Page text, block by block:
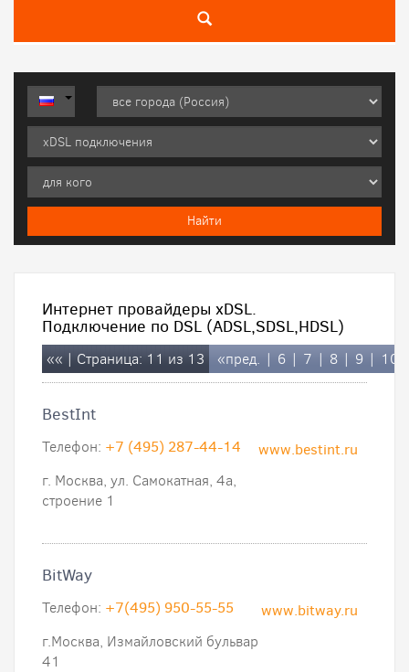
Интернет провайдеры xDSL.
Подключение по DSL (ADSL,SDSL,HDSL)
«« | Страница: 11 из 13 «пред. | 6 | 7 | 8 | 9 | 10
BestInt
www.bestint.ru
Телефон: +7 (495) 287-44-14
г. Москва, ул. Самокатная, 4а,
строение 1
BitWay
www.bitway.ru
Телефон: +7(495) 950-55-55
г.Москва, Измайловский бульвар
41